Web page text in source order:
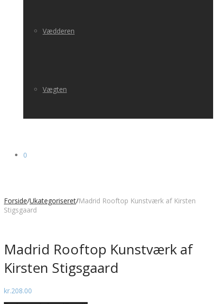
Vædderen
Vægten
0
Forside/Ukategoriseret/Madrid Rooftop Kunstværk af Kirsten
Stigsgaard
Madrid Rooftop Kunstværk af
Kirsten Stigsgaard
kr.208.00